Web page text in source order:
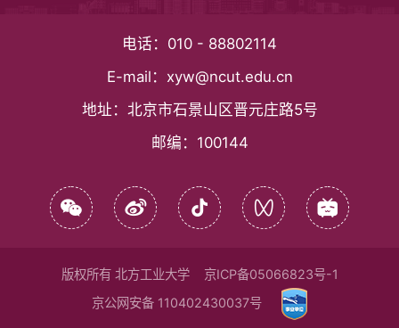
电话： 010 - 88802114
E-mail： xyw@ncut.edu.cn
地址： 北京市石景山区晋元庄路5号
邮编： 100144
版权所有 北方工业大学
京ICP备05066823号-1
京公网安备 110402430037号